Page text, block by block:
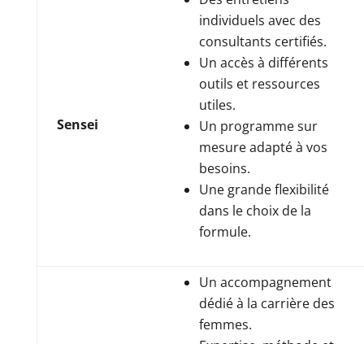
Sensei
individuels avec des
consultants certifiés.
Un accès à différents
outils et ressources
utiles.
Un programme sur
mesure adapté à vos
besoins.
Une grande flexibilité
dans le choix de la
formule.
Un accompagnement
dédié à la carrière des
femmes.